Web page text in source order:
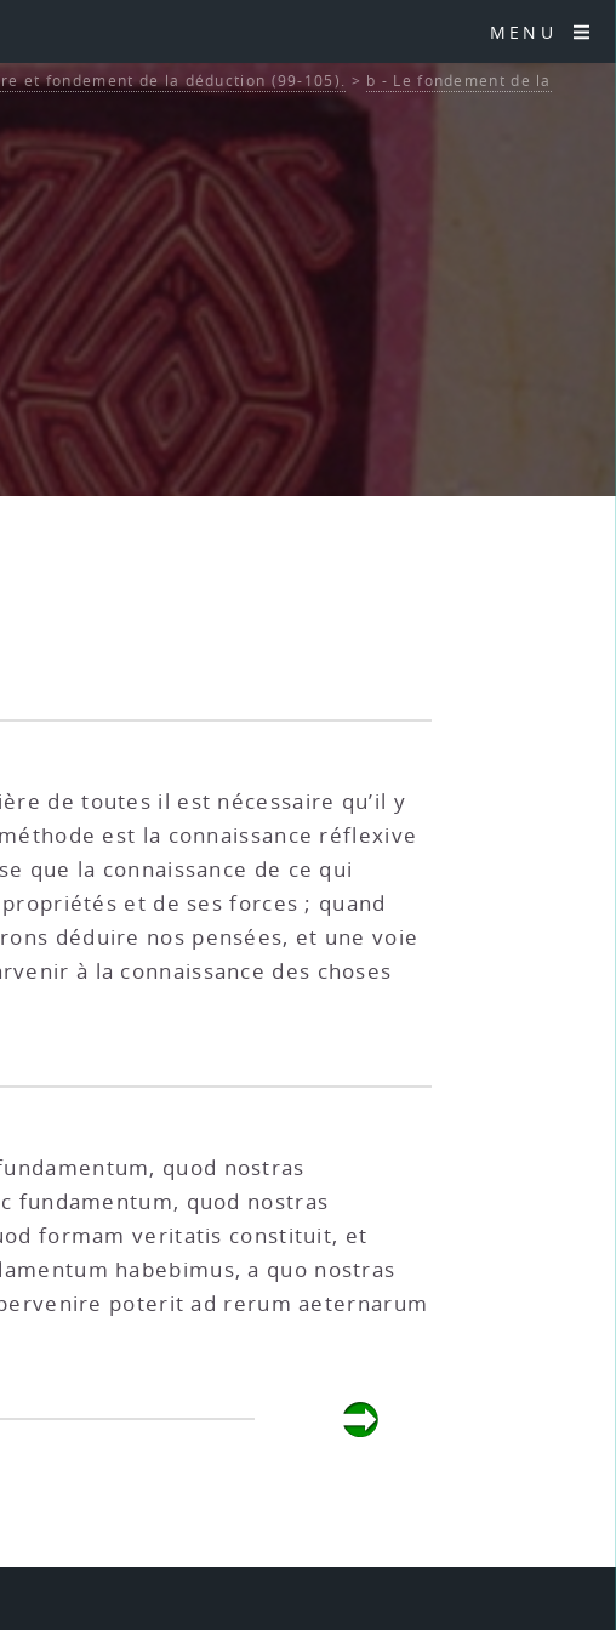
MENU
et fondement de la déduction (99-105). > b - Le fondement de la
de toutes il est nécessaire qu’il y
est la connaissance réflexive
que la connaissance de ce qui
et de ses forces ; quand
déduire nos pensées, et une voie
à la connaissance des choses
quod nostras
fundamentum, quod nostras
formam veritatis constituit, et
habebimus, a quo nostras
poterit ad rerum aeternarum